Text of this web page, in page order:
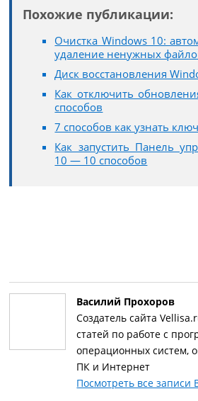
Похожие публикации:
Очистка Windows 10:
удаление ненужных
Диск восстановления
Как отключить
способов
7 способов как узнать
Как запустить Панель
10 — 10 способов
Василий Прохоров
Создатель сайта
статей по работе с
операционных систем,
ПК и Интернет
Посмотреть все записи